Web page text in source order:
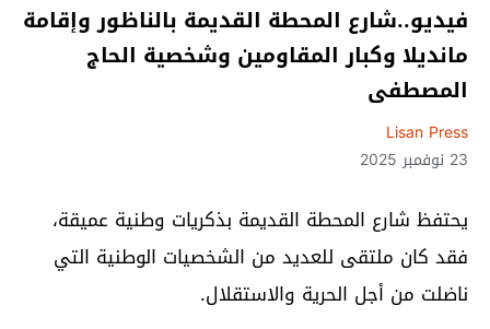
فيديو..شارع المحطة القديمة بالناظور وإقامة
مانديلا وكبار المقاومين وشخصية الحاج
المصطفى
Lisan Press
23 نوفمبر 2025
يحتفظ شارع المحطة القديمة بذكريات وطنية عميقة،
فقد كان ملتقى للعديد من الشخصيات الوطنية التي
ناضلت من أجل الحرية والاستقلال.